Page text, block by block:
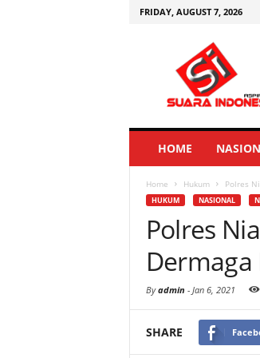
FRIDAY, AUGUST 7, 2026
HOME
Home Hukum Polres
HUKUM NASIONAL
Polres
Byadmin - Jan 6, 2021
SHARE